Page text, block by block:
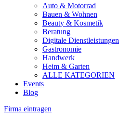
Auto & Motorrad
Bauen & Wohnen
Beauty & Kosmetik
Beratung
Digitale Dienstleistungen
Gastronomie
Handwerk
Heim & Garten
ALLE KATEGORIEN
Events
Blog
Firma eintragen